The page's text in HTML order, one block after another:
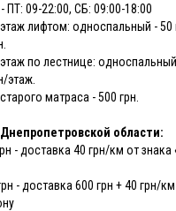
ПТ: 09-22:00, СБ: 09:00-18:00
лифтом: односпальный - 50
по лестнице:
этаж.
матраса - 500 грн.
области:
- доставка 40 грн/км от знака
- доставка 600 грн + 40 грн/